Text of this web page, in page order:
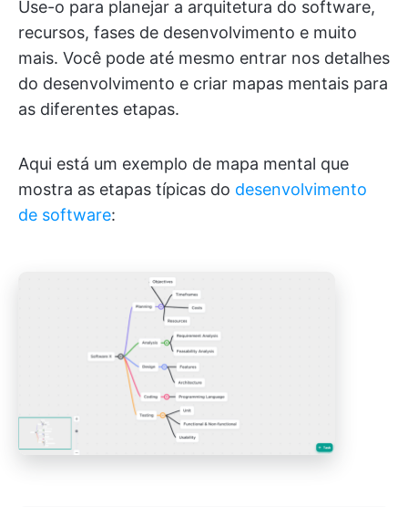
Use-o para planejar a arquitetura do software,
recursos, fases de desenvolvimento e muito
mais. Você pode até mesmo entrar nos detalhes
do desenvolvimento e criar mapas mentais para
as diferentes etapas.
Aqui está um exemplo de mapa mental que
mostra as etapas típicas do desenvolvimento
de software: